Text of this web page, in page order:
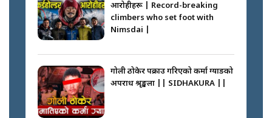
आरोहीहरू | Record-breaking
climbers who set foot with
Nimsdai |
गोली ठोकेर पक्राउ गरिएको कर्मा ग्याङको
अपराध श्रृङ्खला || SIDHAKURA ||